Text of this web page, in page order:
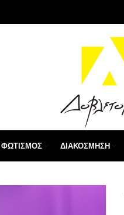
ΦΩΤΙΣΜΌΣ ΔΙΑΚΌΣΜΗΣΗ